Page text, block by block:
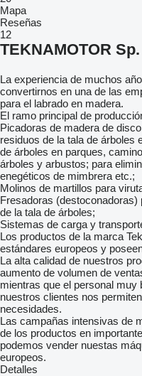
Mapa
Reseñas
12
TEKNAMOTOR
La experiencia de muchos
convertirnos en una de las
para el labrado en madera.
El ramo principal de
Picadoras de madera de
residuos de la tala de árboles
de árboles en parques,
árboles y arbustos; para
enegéticos de mimbrera etc.;
Molinos de martillos para
Fresadoras
de la tala de árboles;
Sistemas de carga y
Los productos de la marca
estándares europeos y
La alta calidad de nuestros
aumento de volumen de
mientras que el personal muy
nuestros clientes nos
necesidades.
Las campañas intensivas de
de los productos en
podemos vender nuestas
europeos.
Detalles